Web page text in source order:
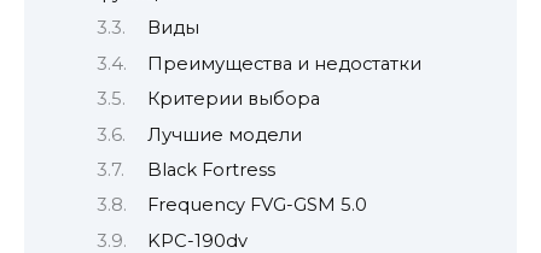
Виды
Преимущества и недостатки
Критерии выбора
Лучшие модели
Black Fortress
Frequency FVG-GSM 5.0
KPC-190dv